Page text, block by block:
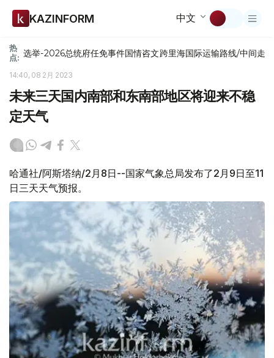
KAZINFORM 中文
热
点: 选举-2026总统府任免事件国情咨文跨里海国际运输路线/中间走廊
14:40, 08 2月 2023
未来三天国内南部和东南部地区将迎来不稳
定天气
哈通社/阿斯塔纳/2月8日--国家气象总局发布了2月9日至11
日三天天气预报。